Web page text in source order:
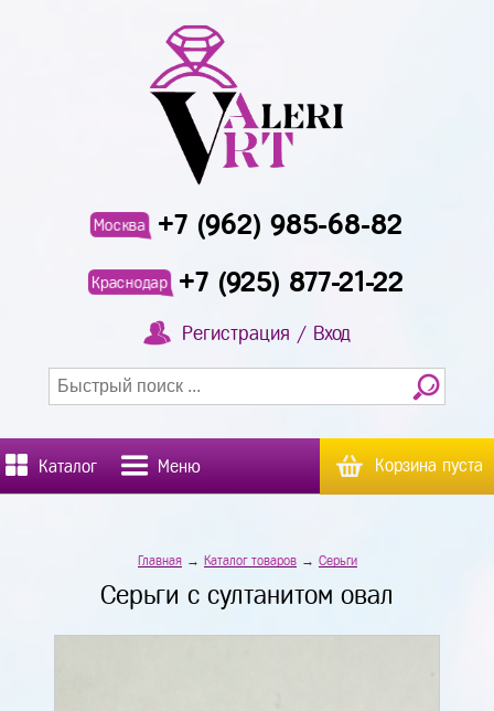
Москва +7 (962) 985-68-82
Краснодар +7 (925) 877-21-22
Регистрация / Вход
Каталог Меню Корзина пуста
Главная→ Каталог товаров→ Серьги
Серьги с султанитом овал